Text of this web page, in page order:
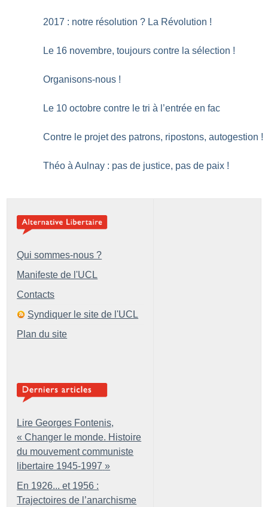
2017 : notre résolution ? La Révolution !
Le 16 novembre, toujours contre la sélection !
Organisons-nous !
Le 10 octobre contre le tri à l’entrée en fac
Contre le projet des patrons, ripostons, autogestion !
Théo à Aulnay : pas de justice, pas de paix !
Qui sommes-nous ?
Manifeste de l'UCL
Contacts
Syndiquer le site de l'UCL
Plan du site
Lire Georges Fontenis,
« Changer le monde. Histoire
du mouvement communiste
libertaire 1945-1997 »
En 1926... et 1956 :
Trajectoires de l’anarchisme